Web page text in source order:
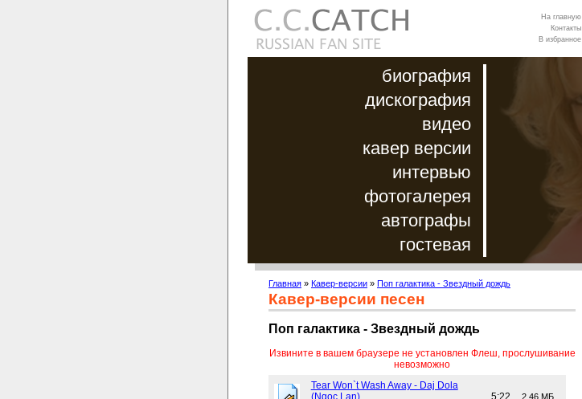
биография
дискография
видео
кавер версии
интервью
фотогалерея
автографы
гостевая
На главную
Контакты
В избранное
Главная » Кавер-версии » Поп галактика - Звездный дождь
Кавер-версии песен
Поп галактика - Звездный дождь
Извините в вашем браузере не установлен Флеш, прослушивание
невозможно
Tear Won`t Wash Away - Daj Dola
(Ngoc Lan)
5:22 2.46 МБ